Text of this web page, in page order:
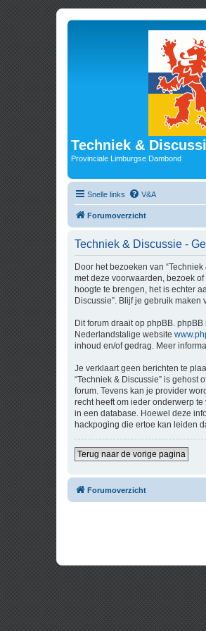
Techniek &
Provinciale Limburgse Dambond
Snelle links V&A
Forumoverzicht
Techniek & Discussie -
Door het bezoeken van “Techniek
met deze voorwaarden, bezoek
hoogte te brengen, het is echter
Discussie”. Blijf je gebruik maken
Dit forum draait op phpBB.
Nederlandstalige website
inhoud en/of gedrag. Meer
Je verklaart geen berichten te
“Techniek & Discussie” is
forum. Tevens kan je provider
recht heeft om ieder onderwerp
in een database. Hoewel deze
hackpoging die ertoe kan leiden
Terug naar de vorige pagina
Forumoverzicht